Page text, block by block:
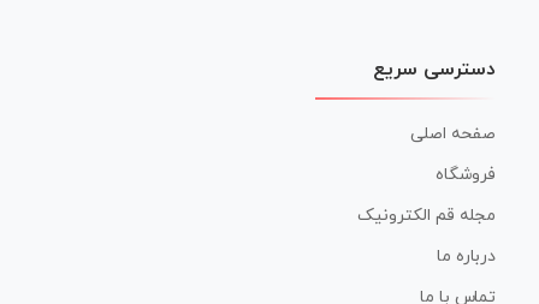
دسترسی سریع
صفحه اصلی
فروشگاه
مجله قم الکترونیک
درباره ما
تماس با ما